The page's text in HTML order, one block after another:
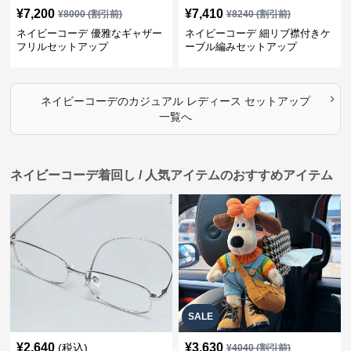
¥7,200 ¥8000(割引前)
ネイビーコーデ 優雅なギャザー
フリルセットアップ
¥7,410 ¥8240(割引前)
ネイビーコーデ 細リブ襟付きケ
ーブル編みセットアップ
ネイビーコーデのカジュアル レディース セットアップ
一覧へ
›
ネイビーコーデ着回し / 人気アイテムのおすすめアイテム
¥2,640 (税込)
SALE
¥3,630 ¥4040(割引前)